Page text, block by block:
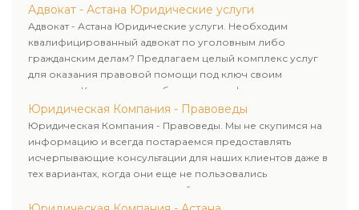
юридических лиц. Индивидуальный подход к каждому
клиенту.
Адвокат - Астана Юридические услуги
Адвокат - Астана Юридические услуги. Необходим
квалифицированный адвокат по уголовным либо
гражданским делам? Предлагаем целый комплекс услуг
для оказания правовой помощи под ключ своим
клиентам. Комплексное обслуживание физических и
юридических лиц. Индивидуальный подход к каждому
клиенту.
Юридическая Компания - Правоведы
Юридическая Компания - Правоведы. Мы не скупимся на
информацию и всегда постараемся предоставлять
исчерпывающие консультации для наших клиентов даже в
тех вариантах, когда они еще не пользовались
юридическими услугами нашей компании.